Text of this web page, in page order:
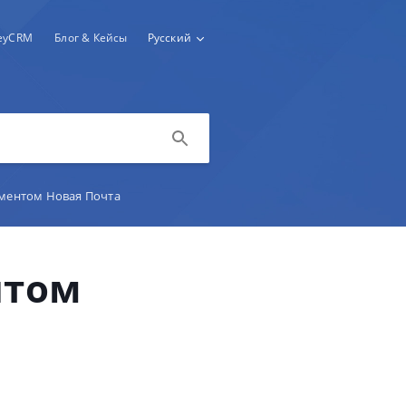
Блог & Кейсы Русский
Новая Почта